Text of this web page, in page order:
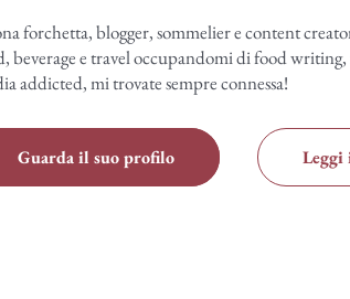
forchetta, blogger, sommelier e content
beverage e travel occupandomi di food
addicted, mi trovate sempre connessa!
Guarda il suo profilo